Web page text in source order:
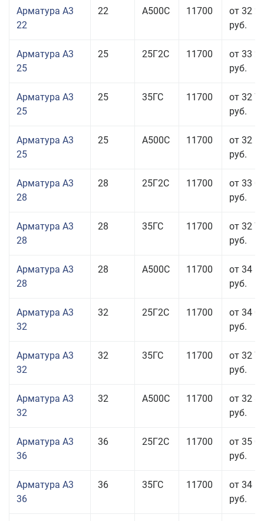
Арматура А3
22
22 А500С 11700
от 32
руб.
Арматура А3
25
25 25Г2С 11700
от 33
руб.
Арматура А3
25
25 35ГС 11700
от 32
руб.
Арматура А3
25
25 А500С 11700
от 32
руб.
Арматура А3
28
28 25Г2С 11700
от 33
руб.
Арматура А3
28
28 35ГС 11700
от 32
руб.
Арматура А3
28
28 А500С 11700
от 34
руб.
Арматура А3
32
32 25Г2С 11700
от 34
руб.
Арматура А3
32
32 35ГС 11700
от 32
руб.
Арматура А3
32
32 А500С 11700
от 32
руб.
Арматура А3
36
36 25Г2С 11700
от 35
руб.
Арматура А3
36
36 35ГС 11700
от 34
руб.